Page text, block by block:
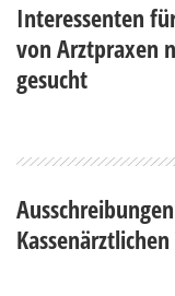
Interessenten
von Arztpraxen
gesucht